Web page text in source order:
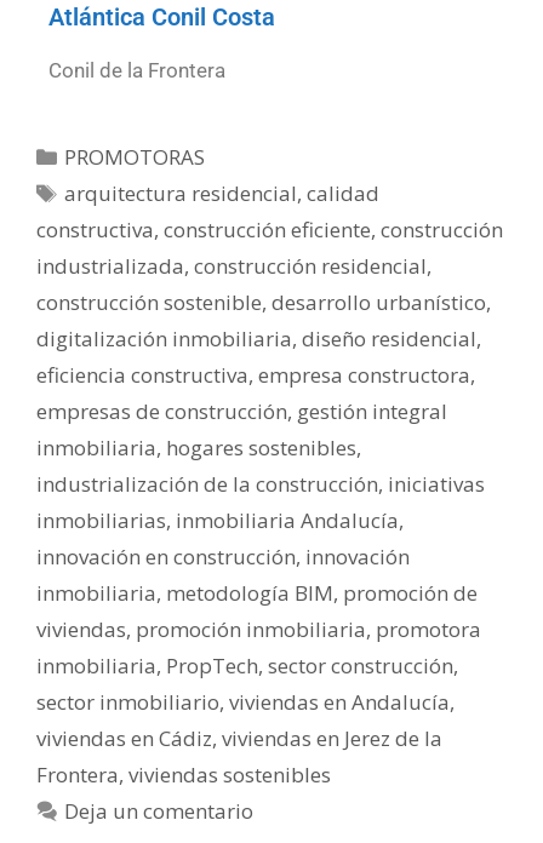
Atlántica Conil Costa
Conil de la Frontera
PROMOTORAS
arquitectura residencial,calidad
constructiva, construcción eficiente, construcción
industrializada, construcción residencial,
construcción sostenible, desarrollo urbanístico,
digitalización inmobiliaria, diseño residencial,
eficiencia constructiva, empresa constructora,
empresas de construcción, gestión integral
inmobiliaria, hogares sostenibles,
industrialización de la construcción, iniciativas
inmobiliarias, inmobiliaria Andalucía,
innovación en construcción, innovación
inmobiliaria, metodología BIM, promoción de
viviendas, promoción inmobiliaria, promotora
inmobiliaria, PropTech, sector construcción,
sector inmobiliario, viviendas en Andalucía,
viviendas en Cádiz, viviendas en Jerez de la
Frontera, viviendas sostenibles
Deja un comentario